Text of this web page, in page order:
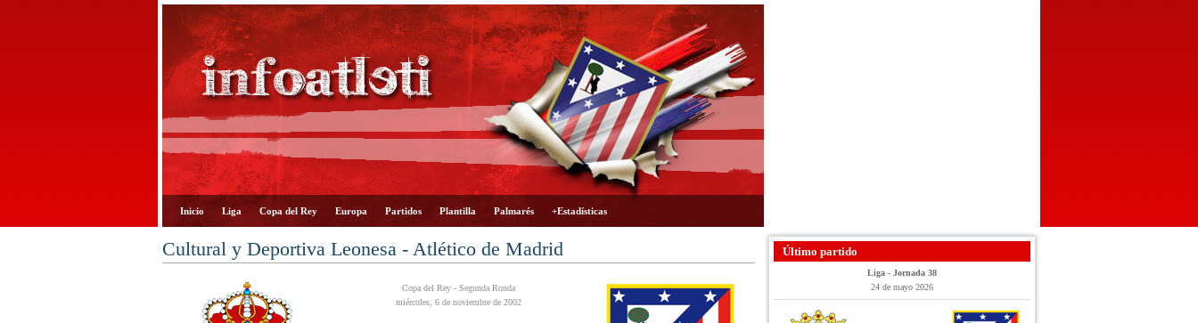
Inicio Liga Copa del Rey Europa Partidos Plantilla Palmarés +Estadísticas
Cultural y Deportiva Leonesa - Atlético de Madrid
Copa del Rey - Segunda Ronda
miércoles, 6 de noviembre de 2002
Último partido
Liga - Jornada 38
24 de mayo 2026